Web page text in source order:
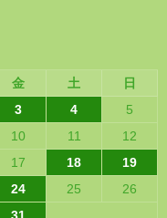
金 土
日
3 4
5
10 11
12
17 18
19
24 25
26